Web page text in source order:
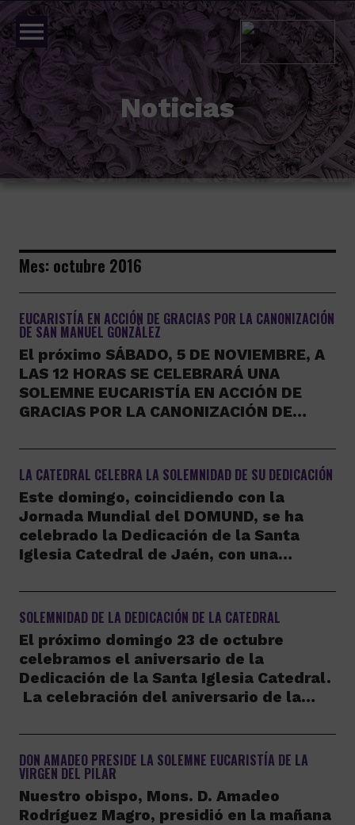
menu
Noticias
Mes: octubre 2016
EUCARISTÍA EN ACCIÓN DE GRACIAS POR LA CANONIZACIÓN
DE SAN MANUEL GONZÁLEZ
El próximo SÁBADO, 5 DE NOVIEMBRE, A
LAS 12 HORAS SE CELEBRARÁ UNA
SOLEMNE EUCARISTÍA EN ACCIÓN DE
GRACIAS POR LA CANONIZACIÓN DE…
LA CATEDRAL CELEBRA LA SOLEMNIDAD DE SU DEDICACIÓN
Este domingo, coincidiendo con la
Jornada Mundial del DOMUND, se ha
celebrado la Dedicación de la Santa
Iglesia Catedral de Jaén, con una…
SOLEMNIDAD DE LA DEDICACIÓN DE LA CATEDRAL
El próximo domingo 23 de octubre
celebramos el aniversario de la
Dedicación de la Santa Iglesia Catedral.
La celebración del aniversario de la…
DON AMADEO PRESIDE LA SOLEMNE EUCARISTÍA DE LA
VIRGEN DEL PILAR
Nuestro obispo, Mons. D. Amadeo
Rodríguez Magro, presidió en la mañana